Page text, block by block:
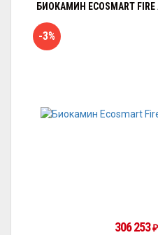
БИОКАМИН ECOSMART FIRE
-3%
306 253₽